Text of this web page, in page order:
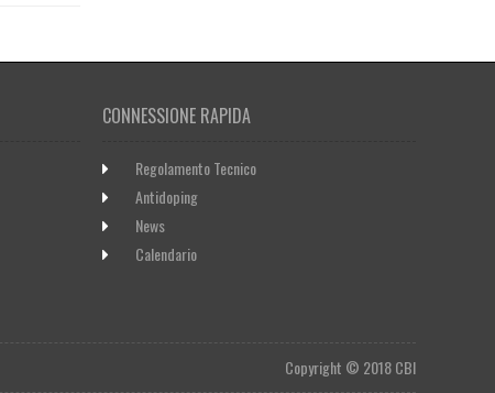
CONNESSIONE RAPIDA
Regolamento Tecnico
Antidoping
News
Calendario
Copyright © 2018 CBI